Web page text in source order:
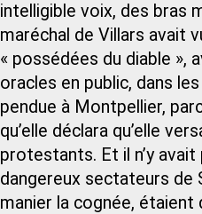
intelligible voix, des bras
maréchal de Villars avait
« possédées du diable »,
oracles en public, dans
pendue à Montpellier,
qu’elle déclara qu’elle
protestants. Et il n’y
dangereux sectateurs de
manier la cognée,